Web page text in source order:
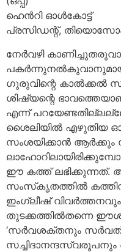
ഹെൻറി ഓള്‍കോട്ട്
പ്രസിഡന്റ്,
നേര്‍വഴി
ഗുരുവിന്റെ കാല്‍ക്കല്‍
ശിഷ്യന്റെ
എന്ന്
ശൈലിയില്‍ എഴുതിയ
സംശയിക്കാന്‍ ആര്‍ക്കും
ഈ കത്ത് ലഭിക്കുന്നത്.
സംസ്‌കൃതത്തില്‍
ഇംഗ്ലീഷ് വിവര്‍ത്തനവും
തുടക്കത്തില്‍തന്നെ
‘സര്‍വശക്തനും